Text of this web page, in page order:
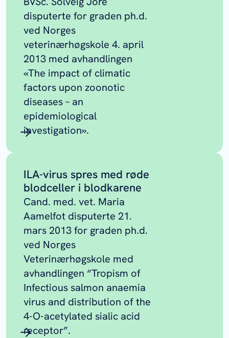
disputerte for graden ph.d.
ved Norges
veterinærhøgskole 4. april
2013 med avhandlingen
«The impact of climatic
factors upon zoonotic
diseases – an
epidemiological
investigation».
ILA-virus spres med røde
blodceller i blodkarene
Cand. med. vet. Maria
Aamelfot disputerte 21.
mars 2013 for graden ph.d.
ved Norges
Veterinærhøgskole med
avhandlingen “Tropism of
Infectious salmon anaemia
virus and distribution of the
4-O-acetylated sialic acid
receptor”.